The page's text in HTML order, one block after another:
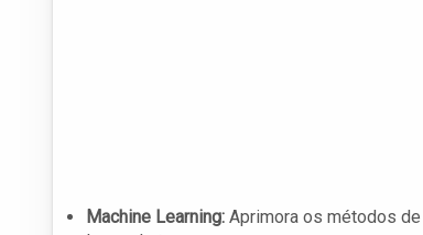
Machine Learning: Aprimora os métodos